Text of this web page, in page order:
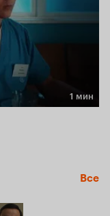
1 мин
Все